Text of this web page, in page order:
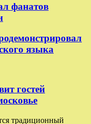
фанатов
языка
гостей
традиционный